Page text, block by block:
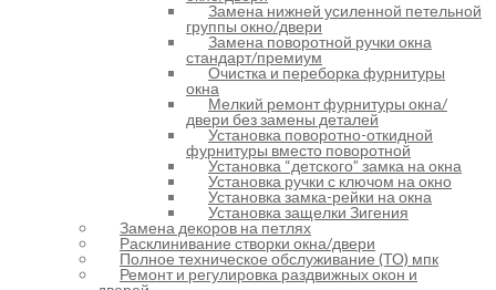
Замена нижней усиленной петельной
группы окно/двери
Замена поворотной ручки окна
стандарт/премиум
Очистка и переборка фурнитуры
окна
Мелкий ремонт фурнитуры окна/
двери без замены деталей
Установка поворотно-откидной
фурнитуры вместо поворотной
Установка “детского” замка на окна
Установка ручки с ключом на окно
Установка замка-рейки на окна
Установка защелки Зигения
Замена декоров на петлях
Расклинивание створки окна/двери
Полное техническое обслуживание (ТО) мпк
Ремонт и регулировка раздвижных окон и